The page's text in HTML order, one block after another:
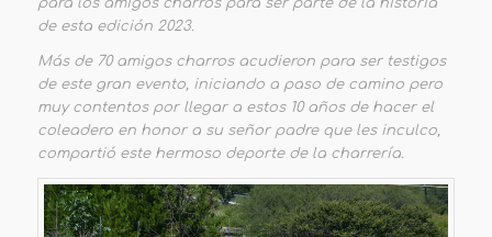
de esta edición 2023.
Más de 70 amigos charros acudieron para ser testigos
de este gran evento, iniciando a paso de camino pero
muy contentos por llegar a estos 10 años de hacer el
coleadero en honor a su señor padre que les inculco,
compartió este hermoso deporte de la charrería.